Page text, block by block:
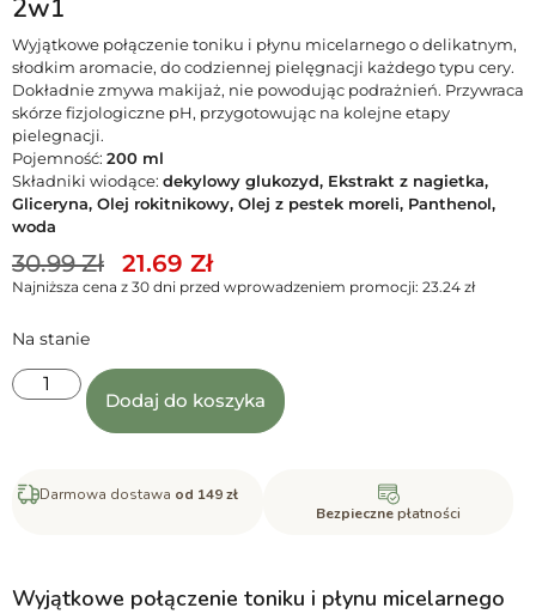
2w1
Wyjątkowe połączenie toniku i płynu micelarnego o delikatnym,
słodkim aromacie, do codziennej pielęgnacji każdego typu cery.
Dokładnie zmywa makijaż, nie powodując podrażnień. Przywraca
skórze fizjologiczne pH, przygotowując na kolejne etapy
pielegnacji.
Pojemność: 200 ml
Składniki wiodące: dekylowy glukozyd, Ekstrakt z nagietka,
Gliceryna, Olej rokitnikowy, Olej z pestek moreli, Panthenol,
woda
30.99Zł 21.69 Zł
Najniższa cena z 30 dni przed wprowadzeniem promocji: 23.24 zł
Na stanie
Dodaj do koszyka
Darmowa dostawa od 149 zł
Bezpiecznepłatności
Wyjątkowe połączenie toniku i płynu micelarnego